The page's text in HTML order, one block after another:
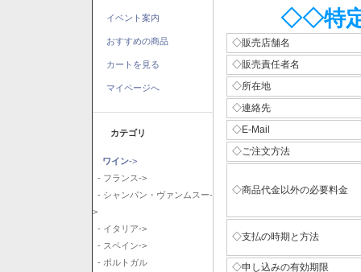
イベント案内
おすすめの商品
カートを見る
マイページへ
カテゴリ
ワイン->
- フランス->
- シャンパン・ヴァンムスー-
>
- イタリア->
- スペイン->
- ポルトガル
◇◇特
◇販売店舗名
◇販売責任者名
◇所在地
◇連絡先
◇E-Mail
◇ご注文方法
◇商品代金以外の必要料金
◇支払の時期と方法
◇申し込みの有効期限